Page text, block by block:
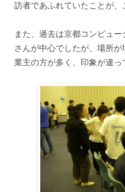
訪者であふれていたことが、
また、過去は京都コンピュ
さんが中心でしたが、場所
業主の方が多く、印象が違っ